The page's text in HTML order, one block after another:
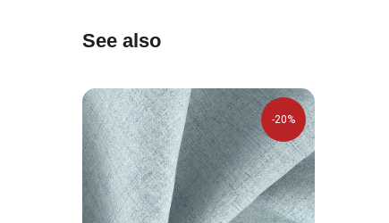
See also
-20%